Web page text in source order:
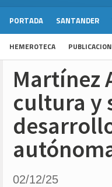
PORTADA SANTANDER
HEMEROTECA
Martínez
cultura y
02/12/25